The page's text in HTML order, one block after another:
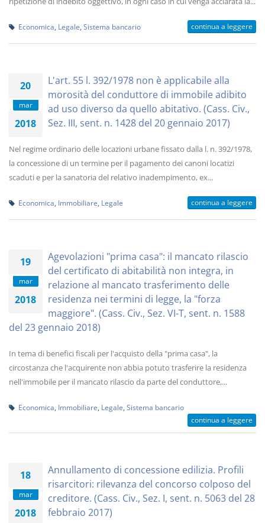
Economica Legale Sistema bancario continua a leggere
20
mar
2018
L'art. 55 l. 392/1978 non è applicabile alla
morosità del conduttore di immobile adibito
ad uso diverso da quello abitativo. (Cass. Civ.,
Sez. III, sent. n. 1428 del 20 gennaio 2017)
Nel regime ordinario delle locazioni urbane fissato dalla l. n. 392/1978,
la concessione di un termine per il pagamento dei canoni locatizi
scaduti e per la sanatoria del relativo inadempimento, ex...
Economica Immobiliare Legale continua a leggere
19
mar
2018
Agevolazioni "prima casa": il mancato rilascio
del certificato di abitabilità non integra, in
relazione al mancato trasferimento delle
residenza nei termini di legge, la "forza
maggiore". (Cass. Civ., Sez. VI-T, sent. n. 1588
del 23 gennaio 2018)
In tema di benefici fiscali per l'acquisto della "prima casa", la
circostanza che l'acquirente non abbia potuto trasferire la residenza
nell'immobile per il mancato rilascio da parte del conduttore,...
Economica Immobiliare Legale Sistema bancario
continua a leggere
18
mar
2018
Annullamento di concessione edilizia. Profili
risarcitori: rilevanza del concorso colposo del
creditore. (Cass. Civ., Sez. I, sent. n. 5063 del 28
febbraio 2017)